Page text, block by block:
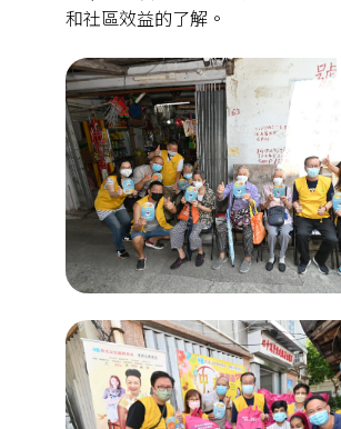
和社區效益的了解。